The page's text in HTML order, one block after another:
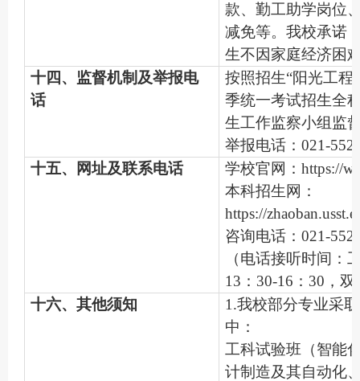
款、勤工助学岗位
减免等。我校承诺
生不因家庭经济困
十四、监督机制及举报电
话
按照招生“阳光工程
季统一考试招生全
生工作监察小组监
举报电话：021-
十五、网址及联系电话
学校官网：https://
本科招生网：
https://
咨询电话：021-
（电话接听时间：
13：30-16：30，
十六、其他须知
1.我校部分专业采
中：
工科试验班（智能
计制造及其自动化